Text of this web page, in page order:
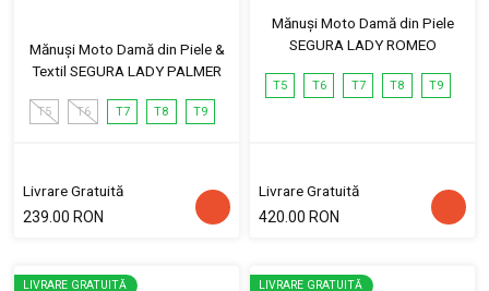
Mănuși Moto Damă din Piele &
Textil SEGURA LADY PALMER
T5 T6 T7 T8 T9
Livrare Gratuită
239.00 RON
Mănuși Moto Damă din Piele
SEGURA LADY ROMEO
T5 T6 T7 T8 T9
Livrare Gratuită
420.00 RON
LIVRARE GRATUITĂ LIVRARE GRATUITĂ